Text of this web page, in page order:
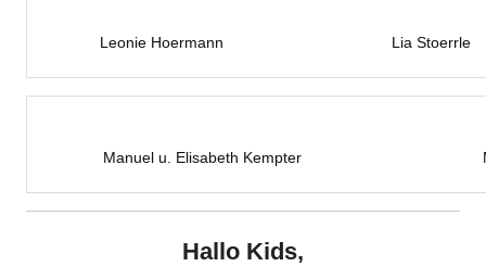
Leonie Hoermann Lia Stoerrle
Manuel u. Elisabeth Kempter
Hallo Kids,